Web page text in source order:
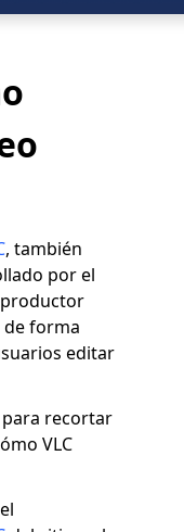
, también
por el
forma
editar
recortar
VLC